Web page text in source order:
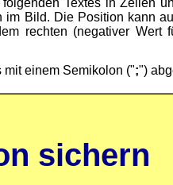
folgenden Textes in Zeilen
im Bild. Die Position kann
rechten (negativer Wert
mit einem Semikolon (";")
sichern